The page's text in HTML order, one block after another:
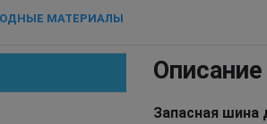
МАТЕРИАЛЫ
Описание
Запасная шина